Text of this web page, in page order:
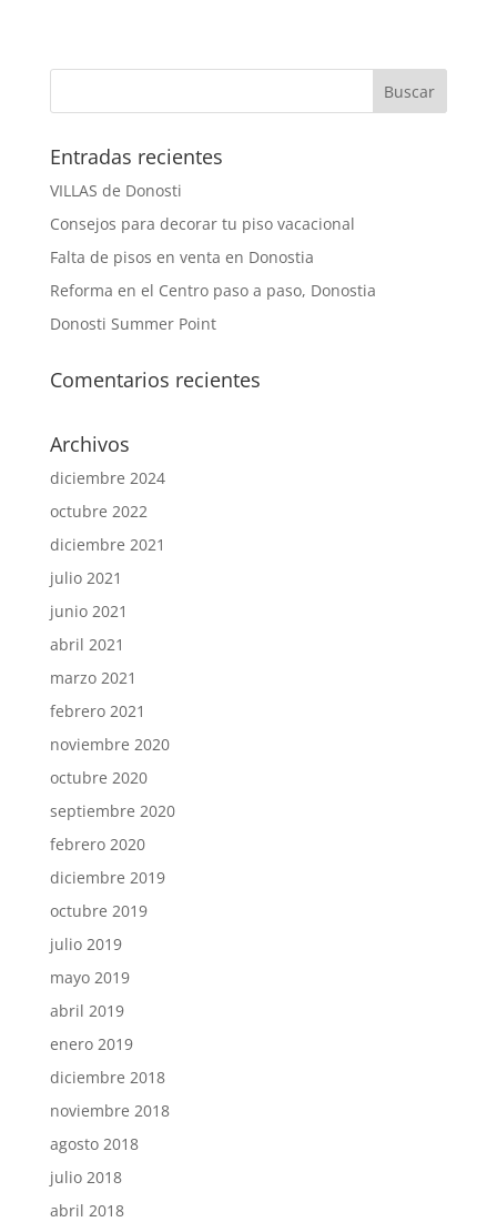
Entradas recientes
VILLAS de Donosti
Consejos para decorar tu piso vacacional
Falta de pisos en venta en Donostia
Reforma en el Centro paso a paso, Donostia
Donosti Summer Point
Comentarios recientes
Archivos
diciembre 2024
octubre 2022
diciembre 2021
julio 2021
junio 2021
abril 2021
marzo 2021
febrero 2021
noviembre 2020
octubre 2020
septiembre 2020
febrero 2020
diciembre 2019
octubre 2019
julio 2019
mayo 2019
abril 2019
enero 2019
diciembre 2018
noviembre 2018
agosto 2018
julio 2018
abril 2018